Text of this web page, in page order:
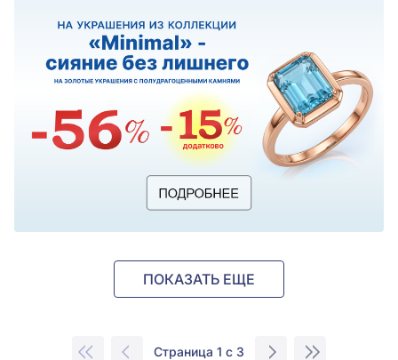
ПОКАЗАТЬ ЕЩЕ
Страница 1 с 3